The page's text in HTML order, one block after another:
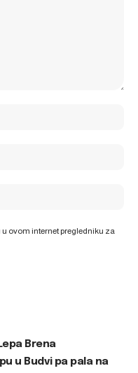
ovom internet pregledniku za
Brena
u Budvi pa pala na